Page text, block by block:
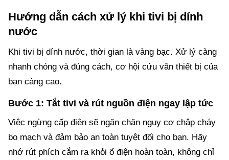
Hướng dẫn cách xử lý khi tivi bị dính
nước
Khi tivi bị dính nước, thời gian là vàng bạc. Xử lý càng
nhanh chóng và đúng cách, cơ hội cứu vãn thiết bị của
bạn càng cao.
Bước 1: Tắt tivi và rút nguồn điện ngay lập tức
Việc ngừng cấp điện sẽ ngăn chặn nguy cơ chập cháy
bo mạch và đảm bảo an toàn tuyệt đối cho bạn. Hãy
nhớ rút phích cắm ra khỏi ổ điện hoàn toàn, không chỉ